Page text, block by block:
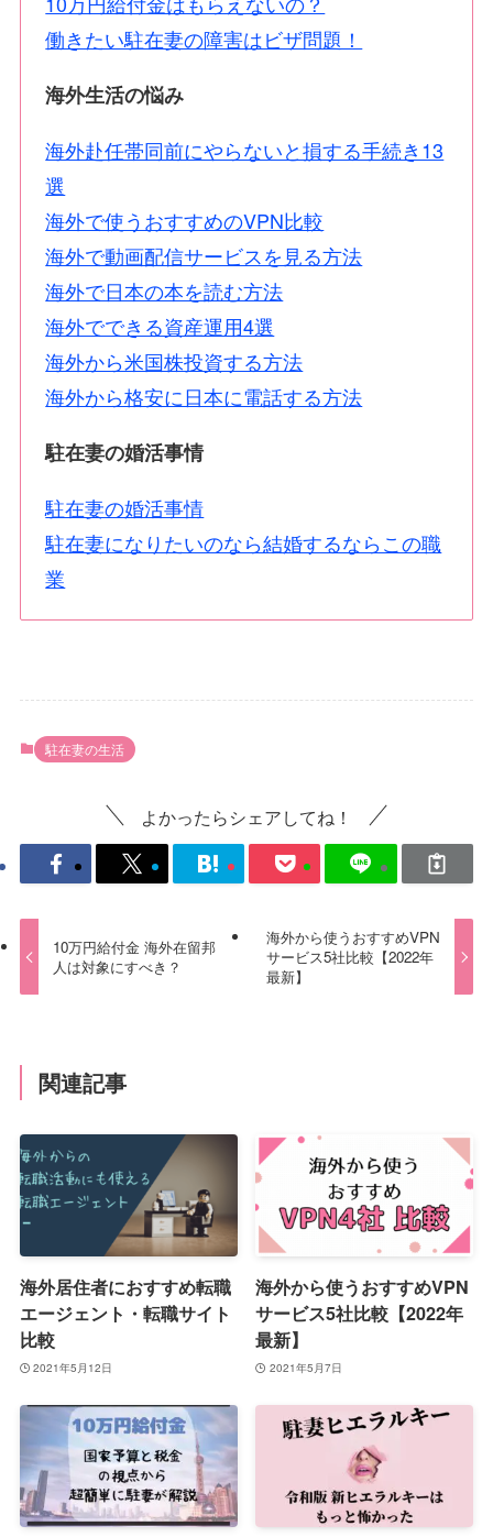
働きたい駐在妻の障害はビザ問題！
海外生活の悩み
海外赴任帯同前にやらないと損する手続き13
選
海外で使うおすすめのVPN比較
海外で動画配信サービスを見る方法
海外で日本の本を読む方法
海外でできる資産運用4選
海外から米国株投資する方法
海外から格安に日本に電話する方法
駐在妻の婚活事情
駐在妻の婚活事情
駐在妻になりたいのなら結婚するならこの職
業
駐在妻の生活
よかったらシェアしてね！
10万円給付金 海外在留邦
人は対象にすべき？
海外から使うおすすめVPN
サービス5社比較【2022年
最新】
関連記事
海外居住者におすすめ転職
エージェント・転職サイト
比較
2021年5月12日
海外から使うおすすめVPN
サービス5社比較【2022年
最新】
2021年5月7日